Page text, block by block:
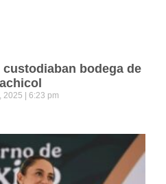
bodega de
2025 6:23 pm